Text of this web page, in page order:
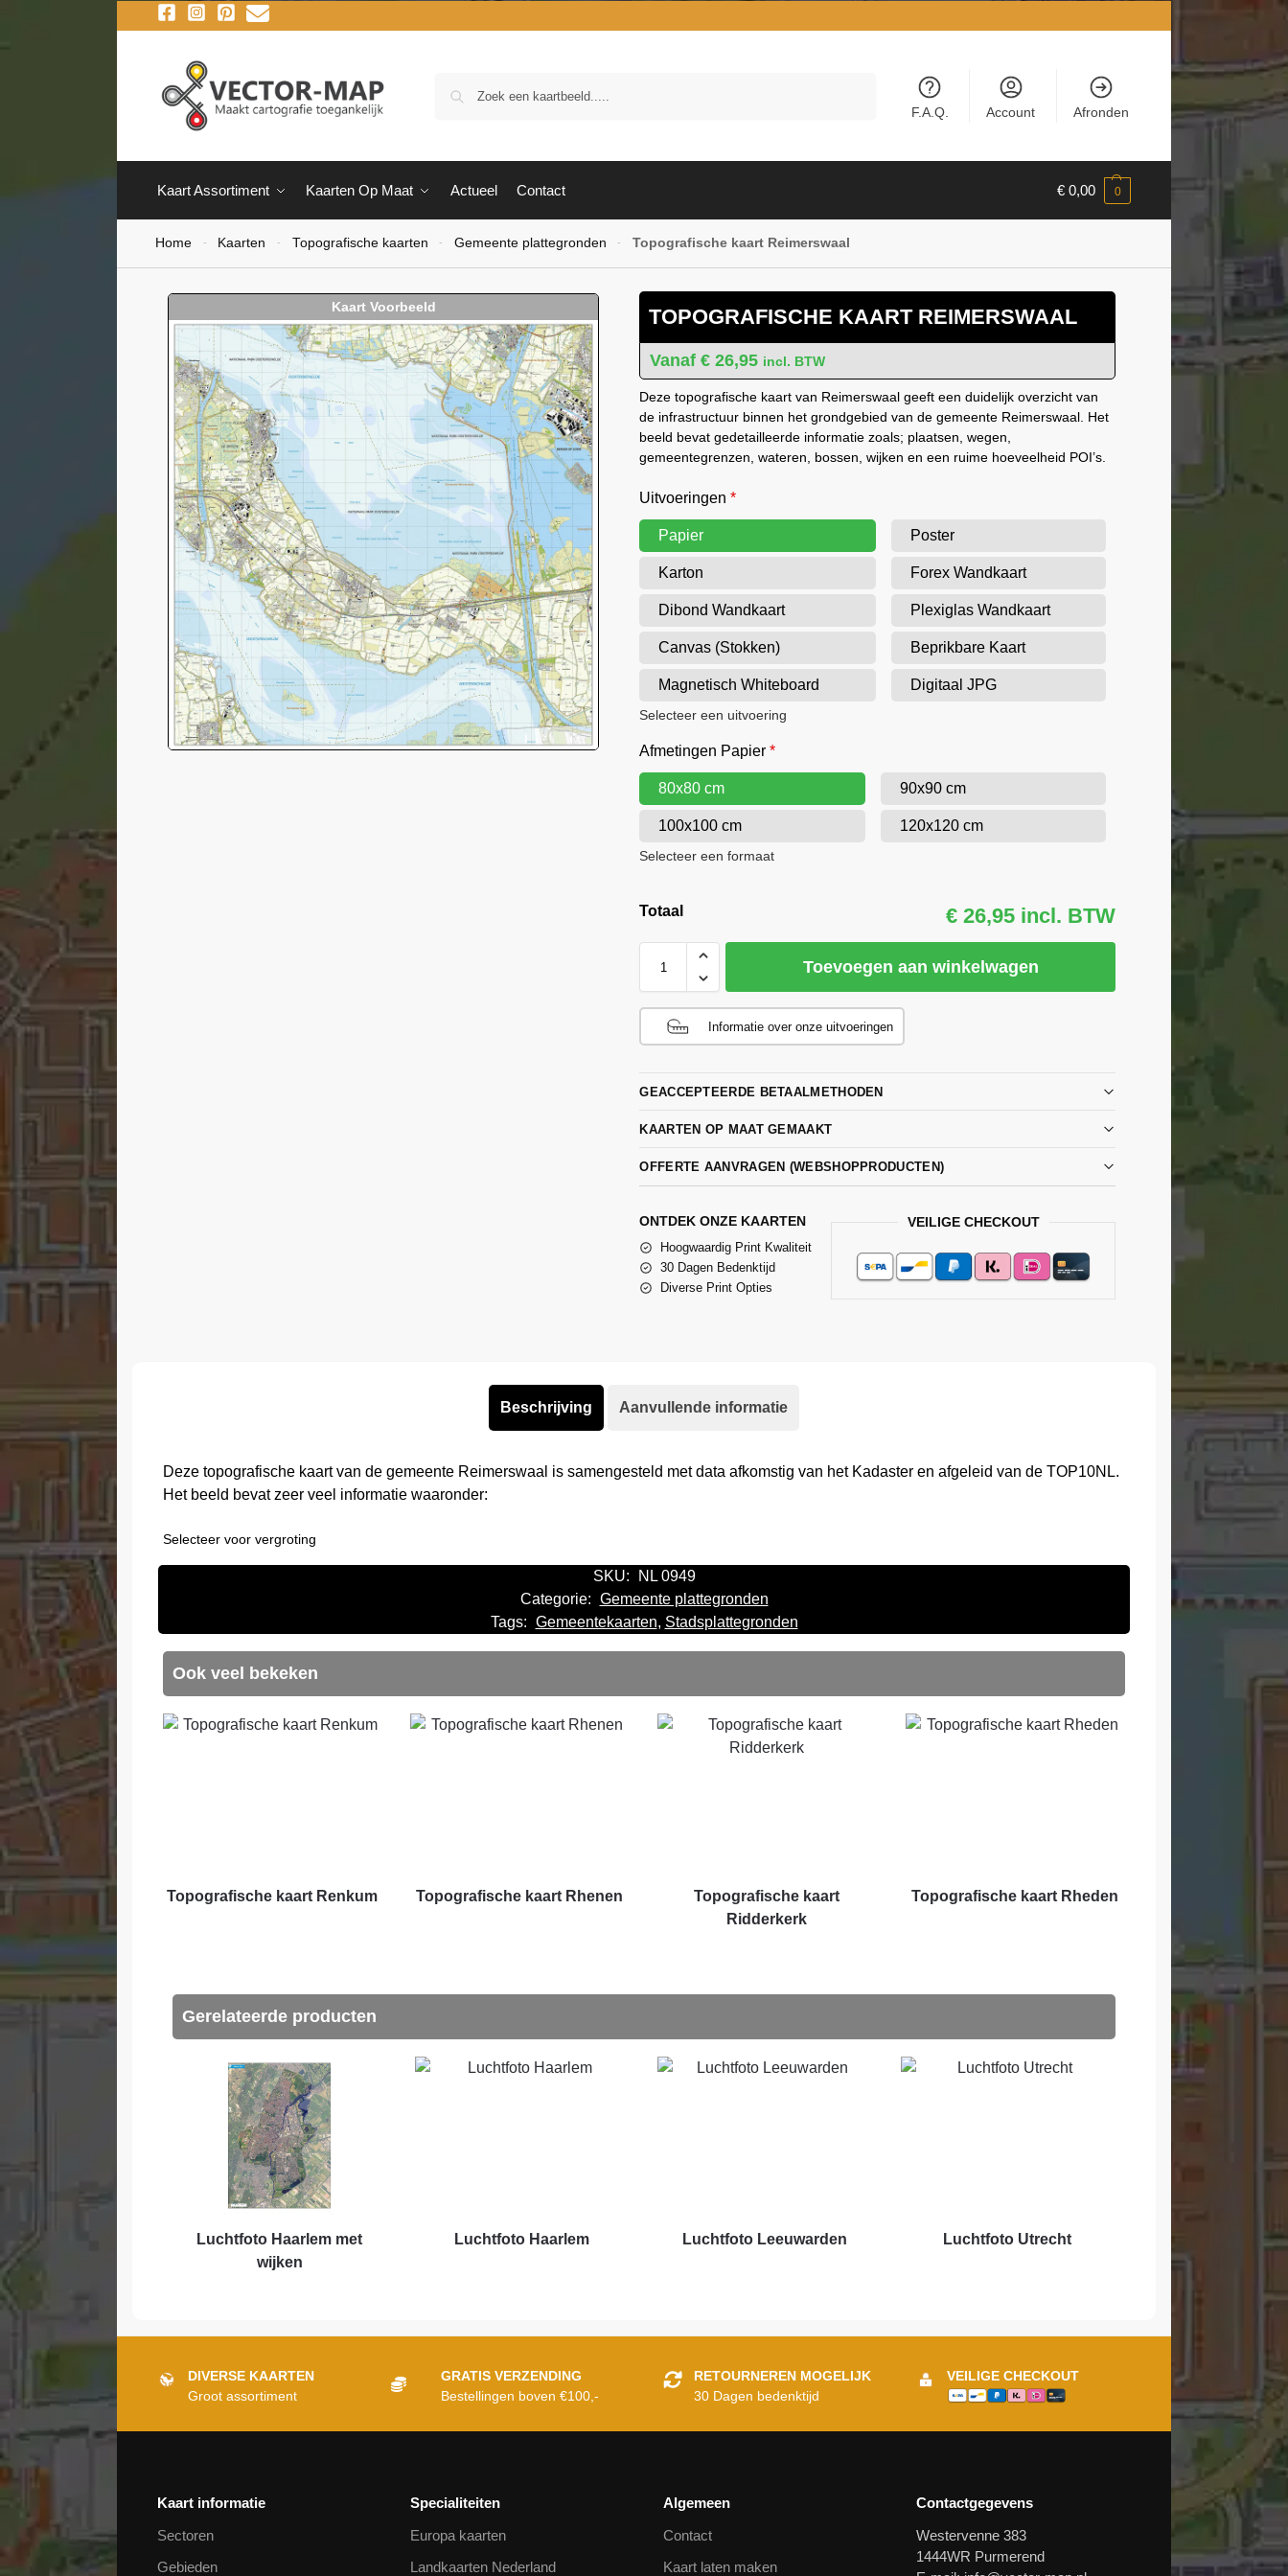
F.A.Q. Account Afronden
Kaart Assortiment Kaarten Op Maat Actueel Contact € 0,00 0
Home - Kaarten - Topografische kaarten - Gemeente plattegronden - Topografische kaart Reimerswaal
TOPOGRAFISCHE KAART REIMERSWAAL
€ 26,95 incl. BTW
Deze topografische kaart van Reimerswaal geeft een duidelijk overzicht van
de infrastructuur binnen het grondgebied van de gemeente Reimerswaal. Het
beeld bevat gedetailleerde informatie zoals; plaatsen, wegen,
gemeentegrenzen, wateren, bossen, wijken en een ruime hoeveelheid POI’s.
Uitvoeringen *
Papier Poster
Karton Forex Wandkaart
Dibond Wandkaart Plexiglas Wandkaart
Canvas (Stokken) Beprikbare Kaart
Magnetisch Whiteboard Digitaal JPG
Selecteer een uitvoering
Afmetingen Papier *
80x80 cm 90x90 cm
100x100 cm 120x120 cm
Selecteer een formaat
Totaal € 26,95 incl. BTW
Toevoegen aan winkelwagen
Informatie over onze uitvoeringen
GEACCEPTEERDE BETAALMETHODEN
KAARTEN OP MAAT GEMAAKT
OFFERTE AANVRAGEN (WEBSHOPPRODUCTEN)
ONTDEK ONZE KAARTEN
Hoogwaardig Print Kwaliteit
30 Dagen Bedenktijd
Diverse Print Opties
VEILIGE CHECKOUT
Beschrijving Aanvullende informatie
Deze topografische kaart van de gemeente Reimerswaal is samengesteld met data afkomstig van het Kadaster en afgeleid van de TOP10NL.
Het beeld bevat zeer veel informatie waaronder:
Selecteer voor vergroting
SKU:
NL 0949
Categorie: Gemeente plattegronden
Tags: Gemeentekaarten, Stadsplattegronden
Ook veel bekeken
Topografische kaart Renkum Topografische kaart Rhenen
Topografische kaart
Ridderkerk
Topografische kaart Rheden
Gerelateerde producten
Luchtfoto Haarlem met
wijken
Luchtfoto Haarlem Luchtfoto Leeuwarden Luchtfoto Utrecht
DIVERSE KAARTEN
Groot assortiment
GRATIS VERZENDING
Bestellingen boven €100,-
RETOURNEREN MOGELIJK
30 Dagen bedenktijd
VEILIGE CHECKOUT
Kaart informatie
Sectoren
Gebieden
Specialiteiten
Europa kaarten
Landkaarten Nederland
Algemeen
Contact
Kaart laten maken
Contactgegevens
Westervenne 383
1444WR Purmerend